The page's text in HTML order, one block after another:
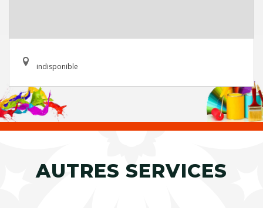
indisponible
AUTRES SERVICES